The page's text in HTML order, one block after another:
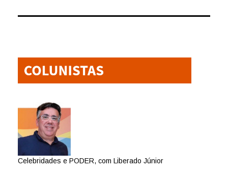
Celebridades e PODER, com Liberado Júnior